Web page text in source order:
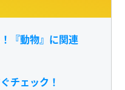
『動物』に関連
チェック！